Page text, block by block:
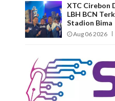
XTC Cirebon
LBH BCN
Stadion Bima
Aug 06 2026